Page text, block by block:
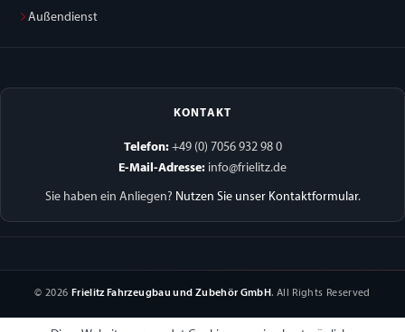
Außendienst
KONTAKT
Telefon:+49 (0) 7056 932 98 0
E-Mail-Adresse: info@frielitz.de
Sie haben ein Anliegen? Nutzen Sie unser Kontaktformular.
© 2026 Frielitz Fahrzeugbau und Zubehör GmbH. All Rights Reserved